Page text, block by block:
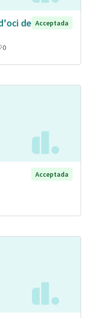
de Acceptada
0
Acceptada